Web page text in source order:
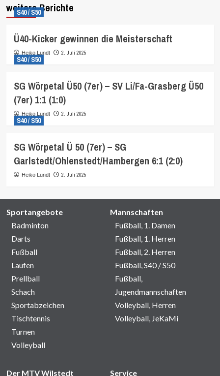
weitere Berichte
S40 / S50
Ü40-Kicker gewinnen die Meisterschaft
Heiko Lundt 2. Juli 2025
S40 / S50
SG Wörpetal Ü50 (7er) – SV Li/Fa-Grasberg Ü50
(7er) 1:1 (1:0)
Heiko Lundt 2. Juli 2025
S40 / S50
SG Wörpetal Ü 50 (7er) – SG
Garlstedt/Ohlenstedt/Hambergen 6:1 (2:0)
Heiko Lundt 2. Juli 2025
Sportangebote
Badminton
Darts
Fußball
Laufen
Prellball
Schach
Sportabzeichen
Tischtennis
Turnen
Volleyball
Mannschaften
Fußball, 1. Damen
Fußball, 1. Herren
Fußball, 2. Herren
Fußball, S40 / S50
Fußball,
Jugendmannschaften
Volleyball, Herren
Volleyball, JeKaMi
Der MTV Wilstedt Service